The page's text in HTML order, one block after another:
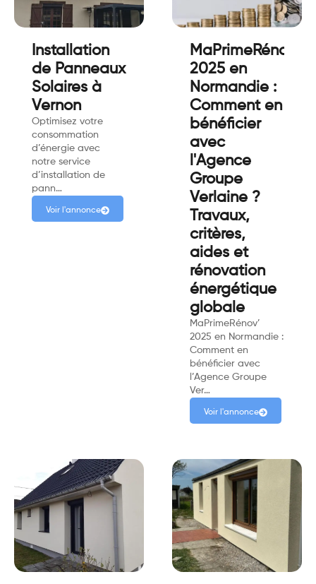
Installation
de Panneaux
Solaires à
Vernon
Optimisez votre
consommation
d’énergie avec
notre service
d’installation de
pann…
Voir l'annonce
MaPrimeRénov’
2025 en
Normandie :
Comment en
bénéficier
avec
l'Agence
Groupe
Verlaine ?
Travaux,
critères,
aides et
rénovation
énergétique
globale
MaPrimeRénov’
2025 en Normandie :
Comment en
bénéficier avec
l’Agence Groupe
Ver…
Voir l'annonce